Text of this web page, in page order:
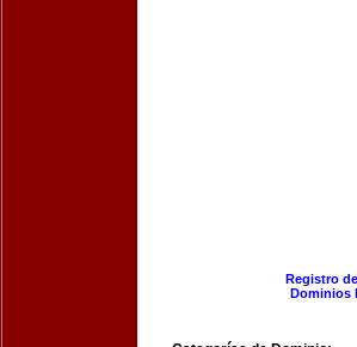
Registro
Dominios